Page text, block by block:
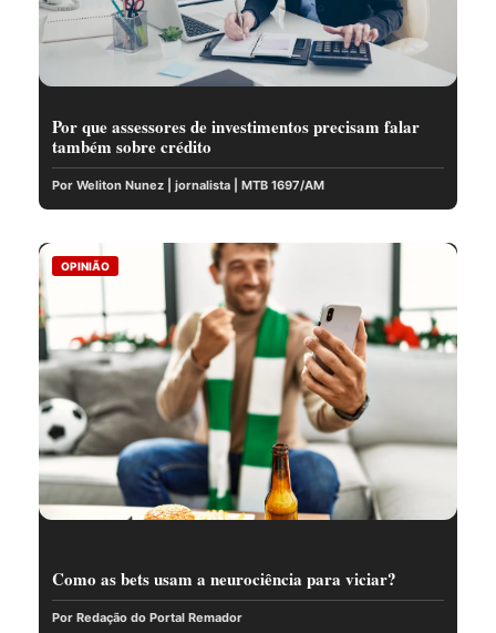
Por que assessores de investimentos precisam falar
também sobre crédito
Por Weliton Nunez | jornalista | MTB 1697/AM
OPINIÃO
Como as bets usam a neurociência para viciar?
Por Redação do Portal Remador